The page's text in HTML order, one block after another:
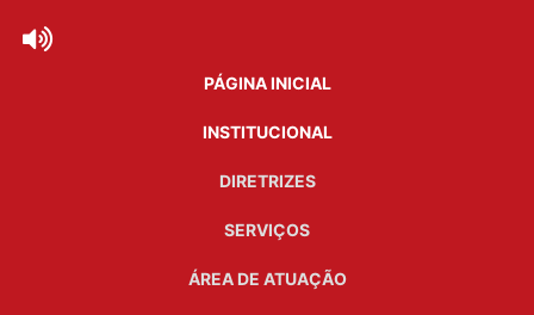
PÁGINA INICIAL
INSTITUCIONAL
DIRETRIZES
SERVIÇOS
ÁREA DE ATUAÇÃO